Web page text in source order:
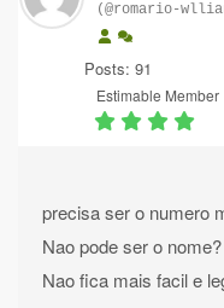
(@romario-
Posts: 91
Estimable Member
precisa ser o numero
Nao pode ser o nome?
Nao fica mais facil e